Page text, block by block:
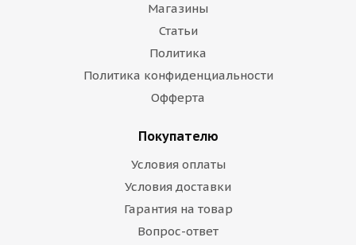
Магазины
Статьи
Политика
Политика конфиденциальности
Офферта
Покупателю
Условия оплаты
Условия доставки
Гарантия на товар
Вопрос-ответ